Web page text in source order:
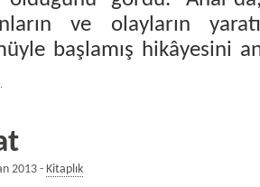
ve olayların
başlamış hikâyesini
2013 -Kitaplık